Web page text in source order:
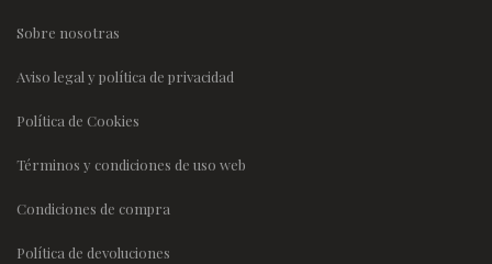
Sobre nosotras
Aviso legal y política de privacidad
Política de Cookies
Términos y condiciones de uso web
Condiciones de compra
Política de devoluciones